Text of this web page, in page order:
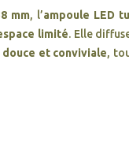
mm, l’ampoule LED
limité. Elle
douce et conviviale,